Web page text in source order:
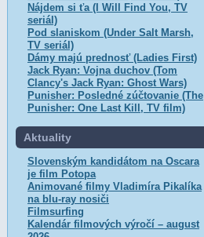
Nájdem si ťa (I Will Find You, TV
seriál)
Pod slaniskom (Under Salt Marsh,
TV seriál)
Dámy majú prednosť (Ladies First)
Jack Ryan: Vojna duchov (Tom
Clancy's Jack Ryan: Ghost Wars)
Punisher: Posledné zúčtovanie (The
Punisher: One Last Kill, TV film)
Aktuality
Slovenským kandidátom na Oscara
je film Potopa
Animované filmy Vladimíra Pikalíka
na blu-ray nosiči
Filmsurfing
Kalendár filmových výročí – august